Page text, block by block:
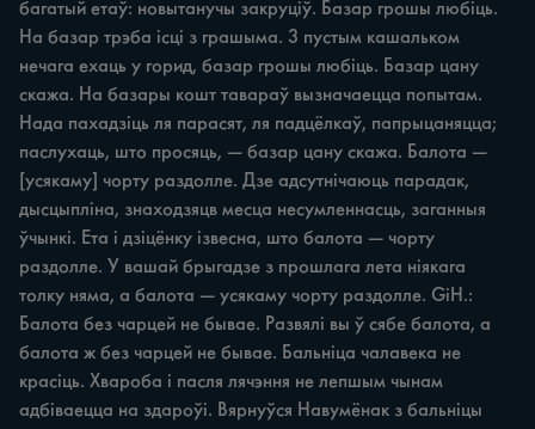
багатый етаў: новытанучы закруціў. Базар грошы любіць.
На базар трэба ісці з грашыма. 3 пустым кашальком
нечага ехаць у горид, базар грошы любіць. Базар цану
скажа. На базары кошт тавараў вызначаецца попытам.
Нада пахадзіць ля парасят, ля падцёлкаў, папрыцаняцца;
паслухаць, што просяць, — базар цану скажа. Балота —
[усякаму] чорту раздолле. Дзе адсутнічаюць парадак,
дысцыпліна, знаходзяцв месца несумленнасць, заганныя
ўчынкі. Ета i дзіцёнку ізвесна, што балота — чорту
раздолле. У вашай брыгадзе з прошлага лета ніякага
толку няма, а балота — усякаму чорту раздолле. GiH.:
Балота без чарцей не бывае. Развялі вы ў сябе балота, а
балота ж без чарцей не бывае. Бальніца чалавека не
красіць. Хвароба i пасля лячэння не лепшым чынам
адбіваецца на здароўі. Вярнуўся Навумёнак з бальніцы